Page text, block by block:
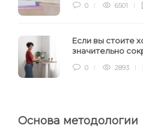
0 6501
Если вы стоите
значительно
0 2893
Основа методологии